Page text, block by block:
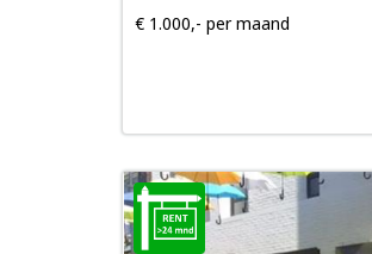
€ 1.000,- per maand